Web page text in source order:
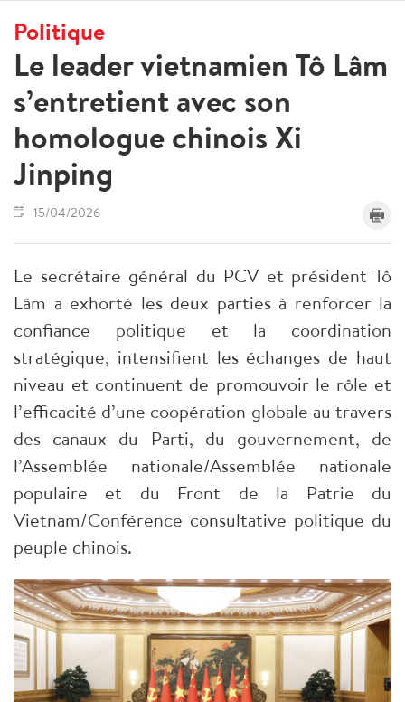
Politique
Le leader vietnamien Tô Lâm
s’entretient avec son
homologue chinois Xi
Jinping
15/04/2026
Le secrétaire général du PCV et président Tô
Lâm a exhorté les deux parties à renforcer la
confiance politique et la coordination
stratégique, intensifient les échanges de haut
niveau et continuent de promouvoir le rôle et
l’efficacité d’une coopération globale au travers
des canaux du Parti, du gouvernement, de
l’Assemblée nationale/Assemblée nationale
populaire et du Front de la Patrie du
Vietnam/Conférence consultative politique du
peuple chinois.